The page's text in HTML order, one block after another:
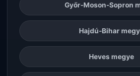
Győr-Moson-Sopron
Hajdú-Bihar
Heves megye